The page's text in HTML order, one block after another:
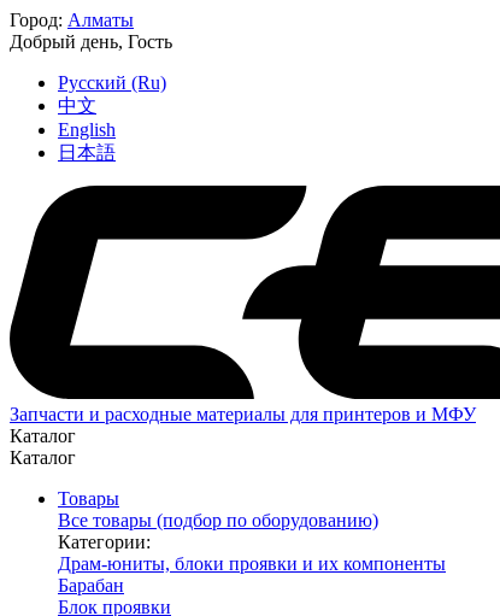
Город: Алматы
Добрый день, Гость
Русский (Ru)
中文
English
日本語
Запчасти и расходные материалы для принтеров и МФУ
Каталог
Каталог
Товары
Все товары (подбор по оборудованию)
Категории:
Драм-юниты, блоки проявки и их компоненты
Барабан
Блок проявки